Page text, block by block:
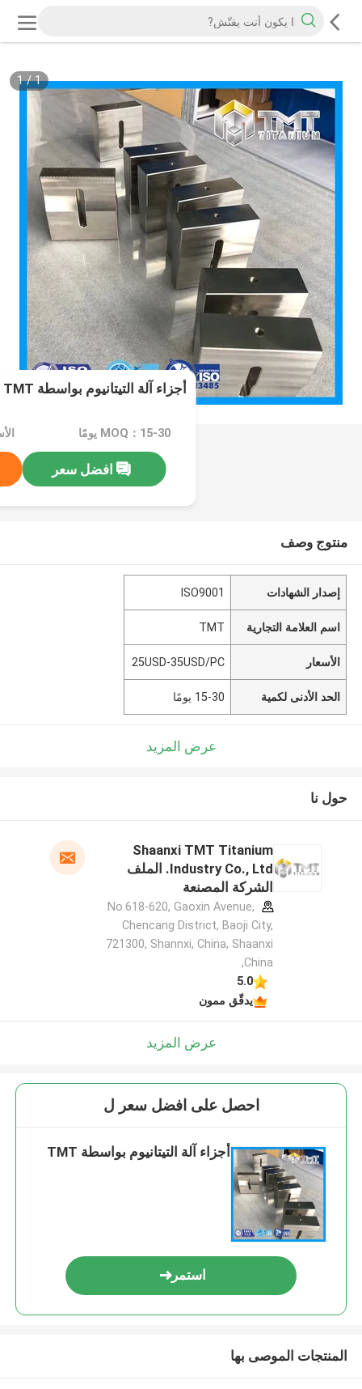
1
/
1
أجزاء آلة التيتانيوم بواسطة TMT
MOQ：15-30 يومًا
افضل سعر
منتوج وصف
إصدار الشهادات ISO9001
اسم العلامة التجارية TMT
الأسعار 25USD-35USD/PC
الحد الأدنى لكمية 15-30 يومًا
عرض المزيد
حول نا
Shaanxi TMT Titanium
Industry Co., Ltd. الملف
الشركة المصنعة
No.618-620, Gaoxin Avenue,
Chencang District, Baoji City,
721300, Shannxi, China, Shaanxi
,China
5.0
يدقّق ممون
عرض المزيد
احصل على افضل سعر ل
أجزاء آلة التيتانيوم بواسطة TMT
استمر
المنتجات الموصى بها